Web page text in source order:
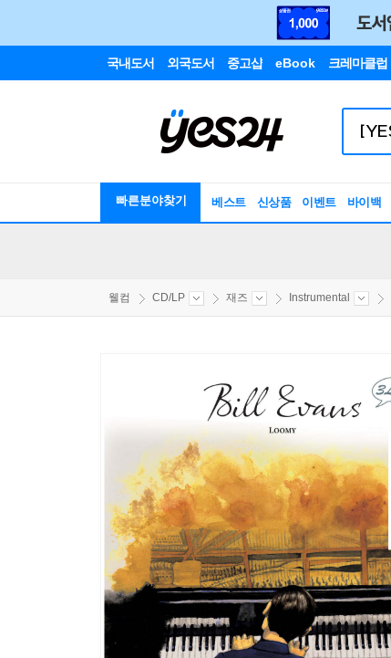
국내도서 외국도서 중고샵 eBook 크레마클럽
빠른분야찾기 베스트 신상품 이벤트 바이백
웰컴 CD/LP 재즈 Instrumental